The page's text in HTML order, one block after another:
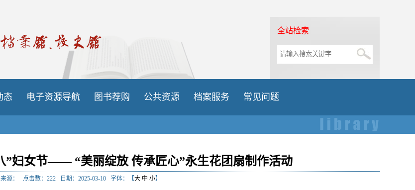
全站检索
态 电子资源导航 图书荐购 公共资源 档案服务 常见问题
”妇女节—— “美丽绽放 传承匠心”永生花团扇制作活动
来源： 点击数： 222 日期：2025-03-10 字体：【大 中 小】